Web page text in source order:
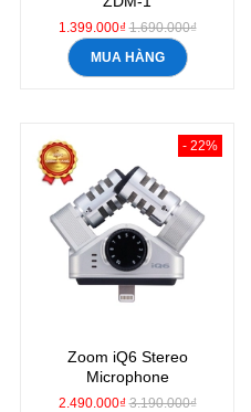
1.399.000₫1.690.000₫
MUA HÀNG
- 22%
Zoom iQ6 Stereo
Microphone
2.490.000₫3.190.000₫